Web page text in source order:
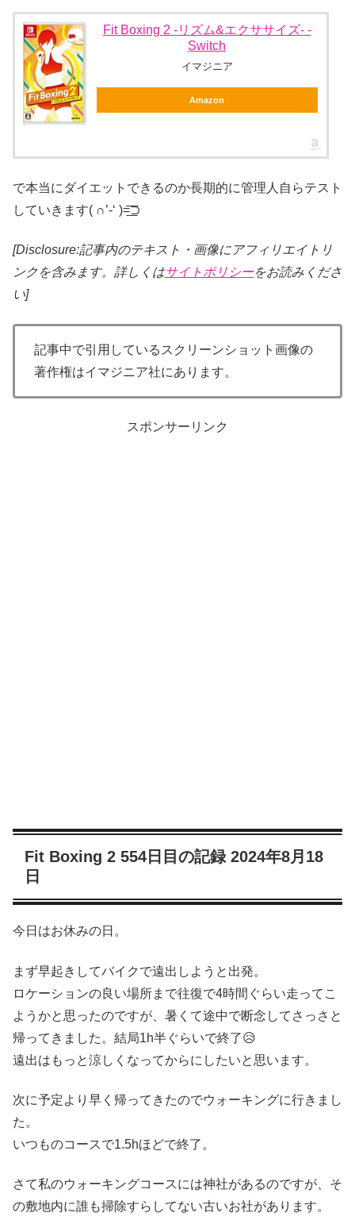
Fit Boxing 2 -リズム&エクササイズ- -
Switch
イマジニア
Amazon
で本当にダイエットできるのか長期的に管理人自らテスト
していきます( ∩’-‘ )=͟͟͞͞⊃
[Disclosure:記事内のテキスト・画像にアフィリエイトリ
ンクを含みます。詳しくはサイトポリシーをお読みくださ
い]
記事中で引用しているスクリーンショット画像の
著作権はイマジニア社にあります。
スポンサーリンク
Fit Boxing 2 554日目の記録 2024年8月18
日
今日はお休みの日。
まず早起きしてバイクで遠出しようと出発。
ロケーションの良い場所まで往復で4時間ぐらい走ってこ
ようかと思ったのですが、暑くて途中で断念してさっさと
帰ってきました。結局1h半ぐらいで終了😥
遠出はもっと涼しくなってからにしたいと思います。
次に予定より早く帰ってきたのでウォーキングに行きまし
た。
いつものコースで1.5hほどで終了。
さて私のウォーキングコースには神社があるのですが、そ
の敷地内に誰も掃除すらしてない古いお社があります。